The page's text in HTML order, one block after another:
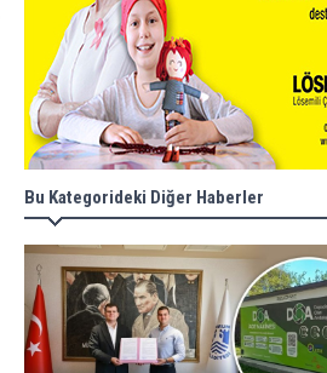
Bu Kategorideki Diğer Haberler